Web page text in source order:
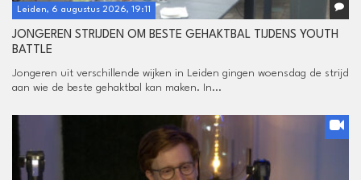
Leiden, 6 augustus 2026, 19:11
JONGEREN STRIJDEN OM BESTE GEHAKTBAL TIJDENS YOUTH
BATTLE
Jongeren uit verschillende wijken in Leiden gingen woensdag de strijd
aan wie de beste gehaktbal kan maken. In...